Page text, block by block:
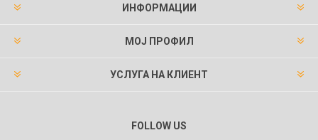
ИНФОРМАЦИИ
МОЈ ПРОФИЛ
УСЛУГА НА КЛИЕНТ
FOLLOW US